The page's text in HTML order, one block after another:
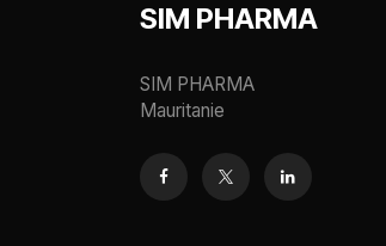
SIM PHARMA
SIM PHARMA
Mauritanie